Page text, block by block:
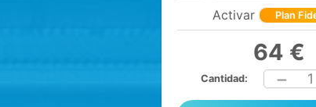
Activar Plan
64 €
Cantidad: 1